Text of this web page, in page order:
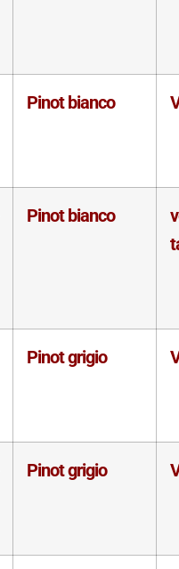
Pinot bianco
Pinot bianco
Pinot grigio
Pinot grigio